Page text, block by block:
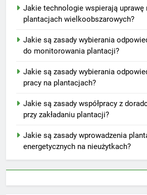
Jakie technologie wspierają uprawę
plantacjach wielkoobszarowych?
Jakie są zasady wybierania
do monitorowania plantacji?
Jakie są zasady wybierania
pracy na plantacjach?
Jakie są zasady współpracy z
przy zakładaniu plantacji?
Jakie są zasady wprowadzenia
energetycznych na nieużytkach?